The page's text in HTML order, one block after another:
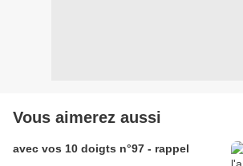
Vous aimerez aussi
avec vos 10 doigts n°97 - rappel